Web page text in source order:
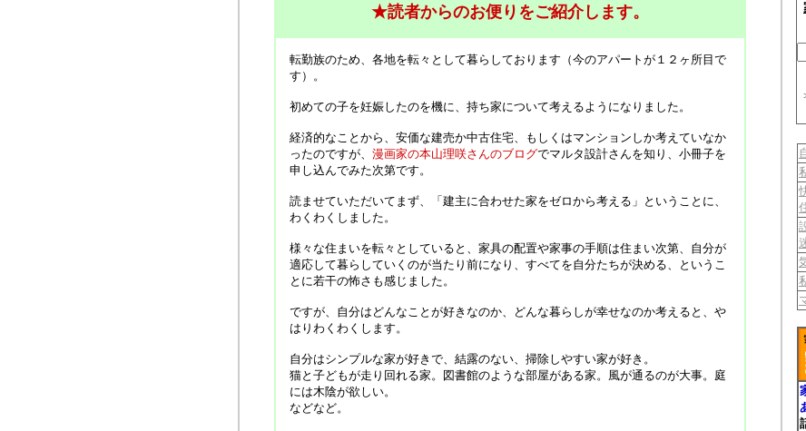
★読者からのお便りをご紹介します。
転勤族のため、各地を転々として暮らしております（今のアパートが１２ヶ所目で
す）。
初めての子を妊娠したのを機に、持ち家について考えるようになりました。
経済的なことから、安価な建売か中古住宅、もしくはマンションしか考えていなか
ったのですが、 漫画家の本山理咲さんのブログでマルタ設計さんを知り、小冊子を
申し込んでみた次第です。
読ませていただいてまず、「建主に合わせた家をゼロから考える」ということに、
わくわくしました。
様々な住まいを転々としていると、家具の配置や家事の手順は住まい次第、自分が
適応して暮らしていくのが当たり前になり、すべてを自分たちが決める、というこ
とに若干の怖さも感じました。
ですが、自分はどんなことが好きなのか、どんな暮らしが幸せなのか考えると、や
はりわくわくします。
自分はシンプルな家が好きで、結露のない、掃除しやすい家が好き。
猫と子どもが走り回れる家。図書館のような部屋がある家。風が通るのが大事。庭
には木陰が欲しい。
などなど。